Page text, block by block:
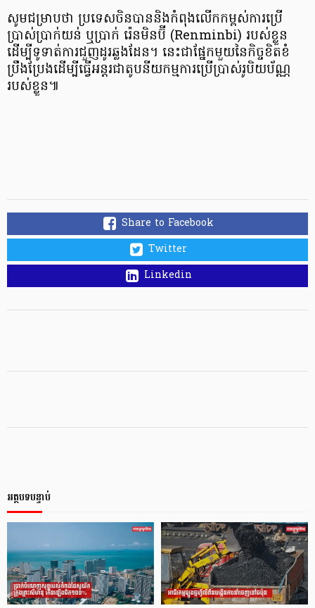
សូមជម្រាបថា ប្រទេសចិនបាននិងកំពុងលើកកម្ពស់ការប្រើ
ប្រាស់ប្រាក់យន់ ឬប្រាក់ រ៉េនមិនប៊ី (Renminbi) របស់ខ្លួន
ដើម្បីទូទាត់ការជួញដូរឆ្លងដែន។ នេះជាផ្នែកមួយនៃកិច្ចខិតខំ
ប្រឹងប្រែងដើម្បីធ្វើអន្តរជាតូបនីយកម្មការប្រើប្រាស់រូបិយប័ណ្ណ
របស់ខ្លួន៕
Share to Facebook
Twitter
Linkedin
អត្ថបទបន្ទាប់